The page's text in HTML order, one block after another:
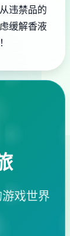
违禁品的
缓解香液
戏世界